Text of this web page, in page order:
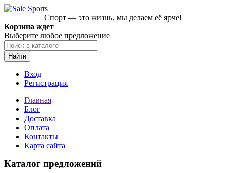
Спорт — это жизнь, мы делаем её ярче!
Корзина ждет
Выберите любое предложение
Найти
Вход
Регистрация
Главная
Блог
Доставка
Оплата
Контакты
Карта сайта
Каталог предложений